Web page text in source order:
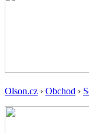
Olson.cz › Obchod ›